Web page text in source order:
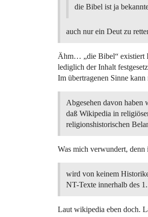
die Bibel ist ja
auch nur ein Deut zu
Ähm… „die Bibel“ existiert
lediglich der Inhalt
Im übertragenen Sinne
Abgesehen davon haben
daß Wikipedia in
religionshistorischen
Was mich verwundert,
wird von keinem
NT-Texte innerhalb des
Laut wikipedia eben doch.